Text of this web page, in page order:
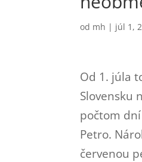
od mh | júl 1,
Od 1. júla
Slovensku
počtom
Petro.
červenou